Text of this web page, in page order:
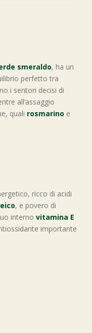
smeraldo, ha un
perfetto tra
i sentori decisi di
all’assaggio
quali rosmarino e
ricco di acidi
, e povero di
interno vitamina E
importante